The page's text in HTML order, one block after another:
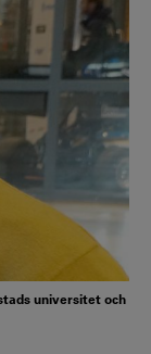
universitet och